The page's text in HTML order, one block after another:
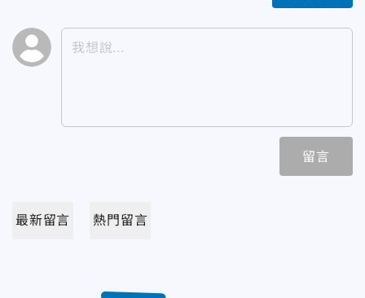
留言
最新留言 熱門留言